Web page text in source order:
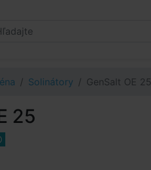
Solinátory GenSalt OE 25
25